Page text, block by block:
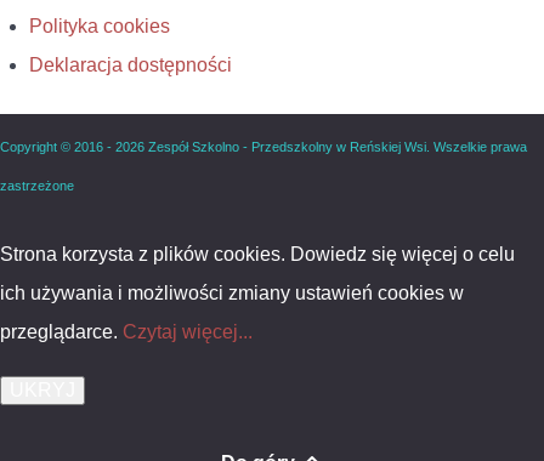
Polityka cookies
Deklaracja dostępności
Copyright © 2016 - 2026 Zespół Szkolno - Przedszkolny w Reńskiej Wsi. Wszelkie prawa
zastrzeżone
Strona korzysta z plików cookies. Dowiedz się więcej o celu
ich używania i możliwości zmiany ustawień cookies w
przeglądarce. Czytaj więcej...